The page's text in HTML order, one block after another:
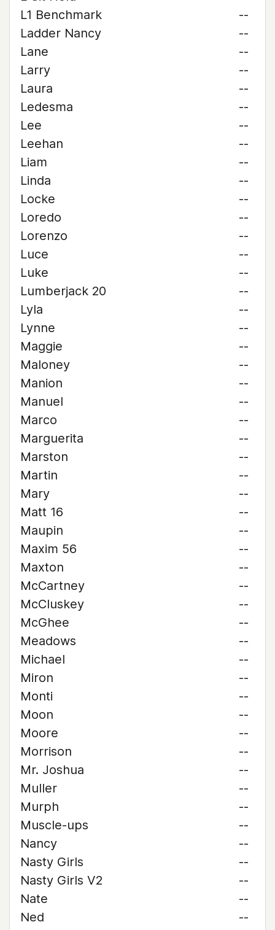
L1 Benchmark
--
Ladder Nancy
--
Lane
--
Larry
--
Laura
--
Ledesma
--
Lee
--
Leehan
--
Liam
--
Linda
--
Locke
--
Loredo
--
Lorenzo
--
Luce
--
Luke
--
Lumberjack 20
--
Lyla
--
Lynne
--
Maggie
--
Maloney
--
Manion
--
Manuel
--
Marco
--
Marguerita
--
Marston
--
Martin
--
Mary
--
Matt 16
--
Maupin
--
Maxim 56
--
Maxton
--
McCartney
--
McCluskey
--
McGhee
--
Meadows
--
Michael
--
Miron
--
Monti
--
Moon
--
Moore
--
Morrison
--
Mr. Joshua
--
Muller
--
Murph
--
Muscle-ups
--
Nancy
--
Nasty Girls
--
Nasty Girls V2
--
Nate
--
Ned
--